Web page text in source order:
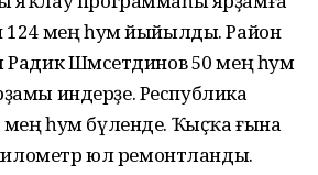
124 мең һум йыйылды. Район
Радик Шәмсетдинов 50 мең һум
индерҙе. Республика
һум бүленде. Ҡыҫҡа ғына
юл ремонтланды.